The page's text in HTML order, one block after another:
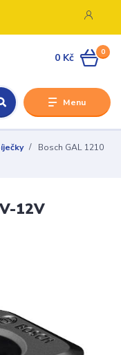
Menu
0
0 Kč
Bosch GAL 1210
12V